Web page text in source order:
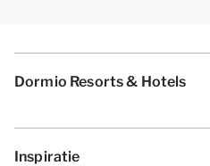
Dormio Resorts & Hotels
Inspiratie